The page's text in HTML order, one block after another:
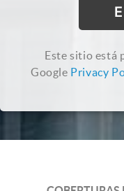
Este sitio está
Google Privacy